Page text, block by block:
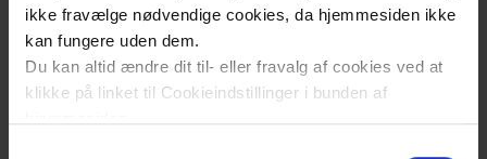
ikke fravælge nødvendige cookies, da hjemmesiden ikke
kan fungere uden dem.
Du kan altid ændre dit til- eller fravalg af cookies ved at
klikke på linket til Cookieindstillinger i bunden af
Ich wurde
immer
schwaecher